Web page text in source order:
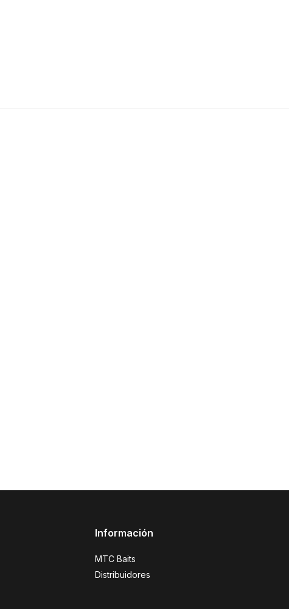
Información
MTC Baits
Distribuidores